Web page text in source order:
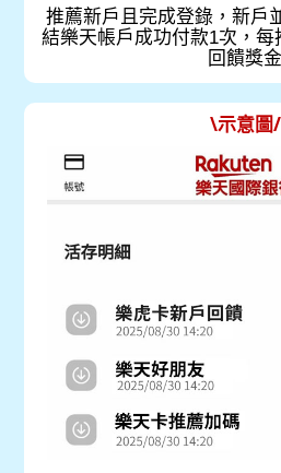
推薦新戶且完成登錄，新戶
結樂天帳戶成功付款1次，每
回饋獎金
\示意圖/